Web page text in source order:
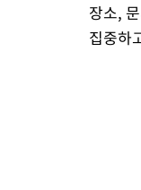
장소,
집중하